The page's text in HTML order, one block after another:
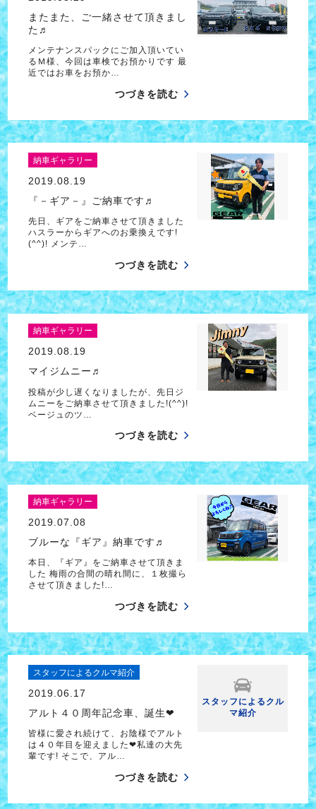
またまた、ご一緒させて頂きまし
た♬
メンテナンスパックにご加入頂いてい
るＭ様、今回は車検でお預かりです 最
近ではお車をお預か…
つづきを読む
納車ギャラリー
2019.08.19
『－ギア－』ご納車です♬
先日、ギアをご納車させて頂きました
ハスラーからギアへのお乗換えです!
(^^)! メンテ…
つづきを読む
納車ギャラリー
2019.08.19
マイジムニー♬
投稿が少し遅くなりましたが、先日ジ
ムニーをご納車させて頂きました!(^^)!
ベージュのツ…
つづきを読む
納車ギャラリー
2019.07.08
ブルーな『ギア』納車です♬
本日、『ギア』をご納車させて頂きま
した 梅雨の合間の晴れ間に、１枚撮ら
させて頂きました!…
つづきを読む
スタッフによるクルマ紹介
2019.06.17
アルト４０周年記念車、誕生❤
皆様に愛され続けて、お陰様でアルト
は４０年目を迎えました❤私達の大先
輩です! そこで、アル…
つづきを読む
スタッフによるクル
マ紹介